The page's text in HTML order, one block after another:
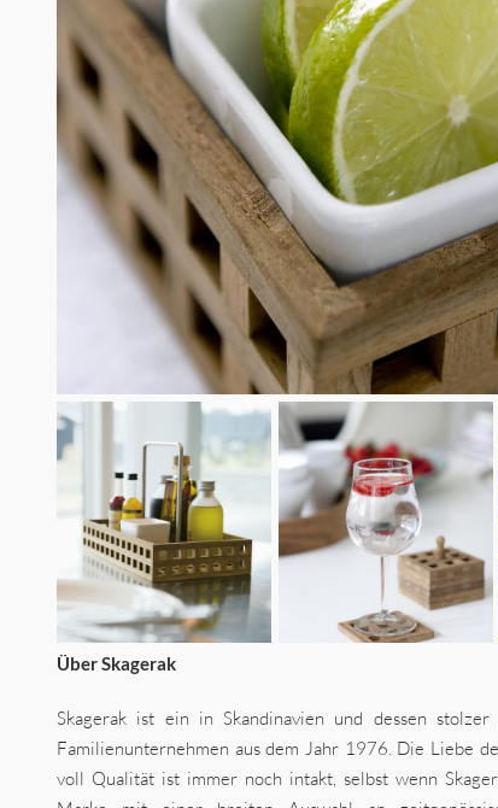
Über Skagerak
Skagerak ist ein in Skandinavien und dessen
Familienunternehmen aus dem Jahr 1976. Die Liebe
voll Qualität ist immer noch intakt, selbst wenn